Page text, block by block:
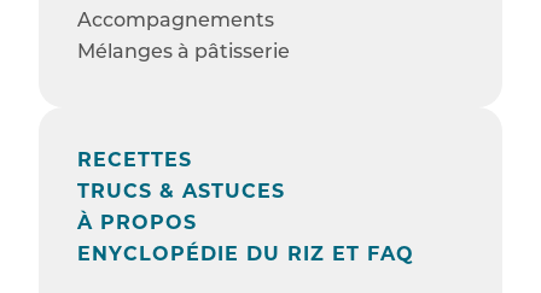
Accompagnements
Mélanges à pâtisserie
RECETTES
TRUCS & ASTUCES
À PROPOS
ENYCLOPÉDIE DU RIZ ET FAQ